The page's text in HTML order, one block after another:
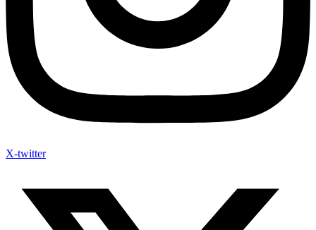
X-twitter